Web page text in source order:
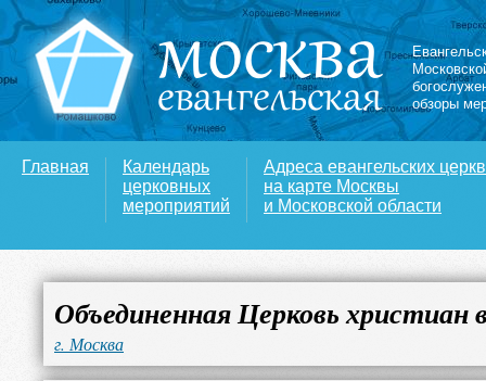
обзоры
Главная
Календарь
церковных
мероприятий
Адреса евангельских
на карте Москвы
и Московской области
Объединенная Церковь христиан
г. Москва